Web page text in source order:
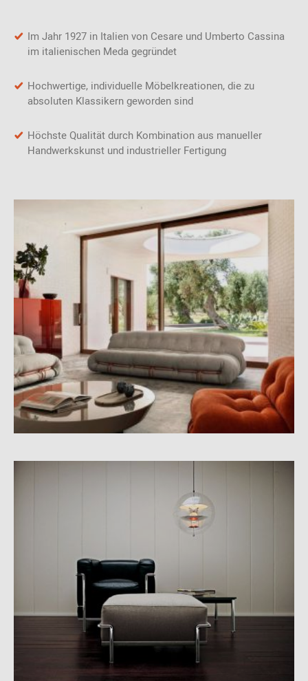
Im Jahr 1927 in Italien von Cesare und Umberto Cassina
im italienischen Meda gegründet
Hochwertige, individuelle Möbelkreationen, die zu
absoluten Klassikern geworden sind
Höchste Qualität durch Kombination aus manueller
Handwerkskunst und industrieller Fertigung